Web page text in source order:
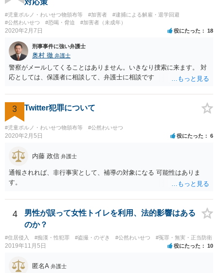
対応策
#児童ポルノ・わいせつ物頒布等 #加害者
#逮捕による解雇・退学回避
#公然わいせつ
#恐喝・脅迫 #加害者（未成年）
2020年2月7日 役にたった 18
刑事事件に強い弁護士
奥村 徹 弁護士
警察がメールしてくることはありません。いきなり捜索に来ます。 対
応としては、保護者に相談して、弁護士に相談です
3 Twitter犯罪について
#児童ポルノ・わいせつ物頒布等 #公然わいせつ
2020年2月5日 役にたった 6
内藤 政信 弁護士
通報されれば、非行事実として、補導の対象になる 可能性はありま
す。
4
男性が誤って女性トイレを利用、法的影響はある
のか？
#住居侵入 #痴漢・性犯罪 #盗撮・のぞき #公然わいせつ #冤罪・無実・正当防衛
2019年11月5日 役にたった 10
匿名A 弁護士